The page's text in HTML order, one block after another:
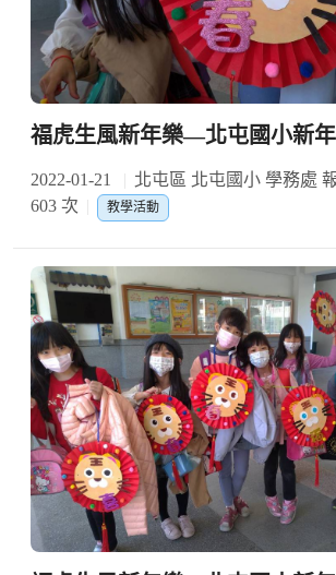
福虎生風新年樂—北屯國小新
2022-01-21 北屯區 北屯國小 學務處
603 次
教學活動